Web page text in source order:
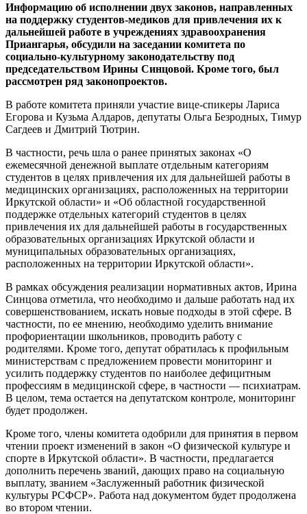
Информацию об исполнении двух законов, направленных
на поддержку студентов-медиков для привлечения их к
дальнейшей работе в учреждениях здравоохранения
Приангарья, обсудили на заседании комитета по
социально-культурному законодательству под
председательством Ирины Синцовой. Кроме того, был
рассмотрен ряд законопроектов.
В работе комитета приняли участие вице-спикеры Лариса
Егорова и Кузьма Алдаров, депутаты Ольга Безродных, Тимур
Сагдеев и Дмитрий Тютрин.
В частности, речь шла о ранее принятых законах «О
ежемесячной денежной выплате отдельным категориям
студентов в целях привлечения их для дальнейшей работы в
медицинских организациях, расположенных на территории
Иркутской области» и «Об областной государственной
поддержке отдельных категорий студентов в целях
привлечения их для дальнейшей работы в государственных
образовательных организациях Иркутской области и
муниципальных образовательных организациях,
расположенных на территории Иркутской области».
В рамках обсуждения реализации нормативных актов, Ирина
Синцова отметила, что необходимо и дальше работать над их
совершенствованием, искать новые подходы в этой сфере. В
частности, по ее мнению, необходимо уделить внимание
профориентации школьников, проводить работу с
родителями. Кроме того, депутат обратилась к профильным
министерствам с предложением провести мониторинг и
усилить поддержку студентов по наиболее дефицитным
профессиям в медицинской сфере, в частности — психиатрам.
В целом, тема остается на депутатском контроле, мониторинг
будет продолжен.
Кроме того, члены комитета одобрили для принятия в первом
чтении проект изменений в закон «О физической культуре и
спорте в Иркутской области». В частности, предлагается
дополнить перечень званий, дающих право на социальную
выплату, званием «Заслуженный работник физической
культуры РСФСР». Работа над документом будет продолжена
во втором чтении.